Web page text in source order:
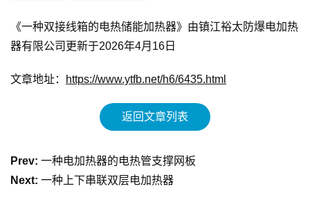
《一种双接线箱的电热储能加热器》由镇江裕太防爆电加热
器有限公司更新于2026年4月16日
文章地址： https://www.ytfb.net/h6/6435.html
返回文章列表
Prev: 一种电加热器的电热管支撑网板
Next: 一种上下串联双层电加热器